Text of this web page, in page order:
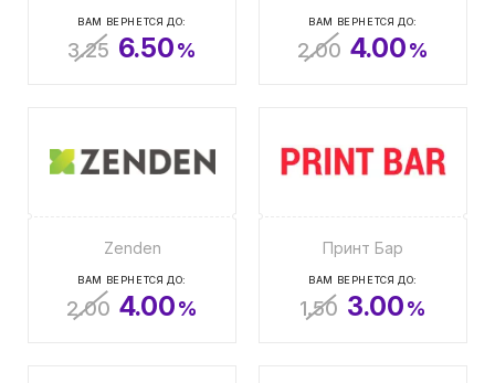
ВАМ ВЕРНЕТСЯ ДО:
3.25 6.50%
ВАМ ВЕРНЕТСЯ ДО:
2.00 4.00%
Zenden
ВАМ ВЕРНЕТСЯ ДО:
2.00 4.00%
Принт Бар
ВАМ ВЕРНЕТСЯ ДО:
1.50 3.00%